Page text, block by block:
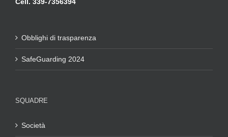
Obblighi di trasparenza
SafeGuarding 2024
SQUADRE
Società